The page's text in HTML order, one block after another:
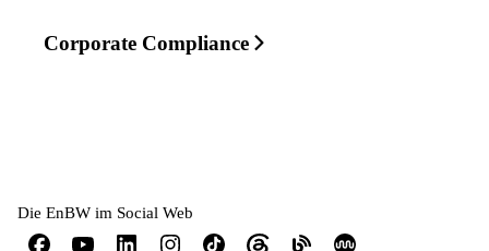
Corporate Compliance
Die EnBW im Social Web